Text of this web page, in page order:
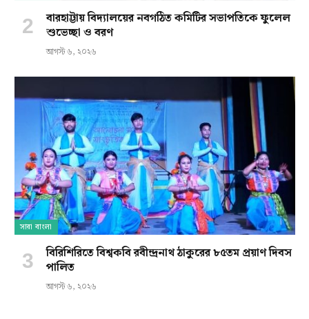
বারহাট্টায় বিদ্যালয়ের নবগঠিত কমিটির সভাপতিকে ফুলেল
শুভেচ্ছা ও বরণ
আগস্ট ৬, ২০২৬
সারা বাংলা
বিরিশিরিতে বিশ্বকবি রবীন্দ্রনাথ ঠাকুরের ৮৫তম প্রয়াণ দিবস
পালিত
আগস্ট ৬, ২০২৬